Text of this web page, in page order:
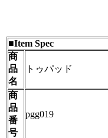
■Item Spec
商
品
名
トゥパッド
商
品
番
号
pgg019